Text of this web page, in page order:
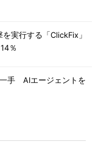
実行する「ClickFix」
％
一手 AIエージェントを